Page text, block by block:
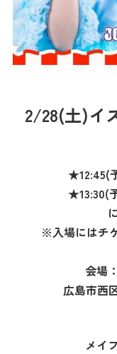
2/28(土)イ
★12:45(
★13:30(
※入場にはチ
会場
広島市西
メイ